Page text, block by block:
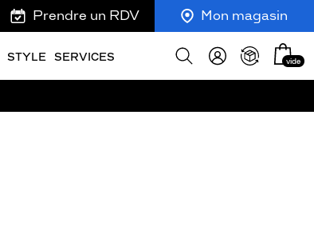
Prendre un RDV Mon magasin
STYLE SERVICES
Afficher
Mon
panier
vide